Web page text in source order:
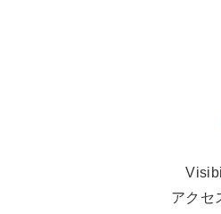
アクセ